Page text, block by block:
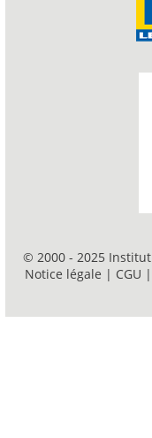
© 2000 - 2025
Notice légale | CGU |